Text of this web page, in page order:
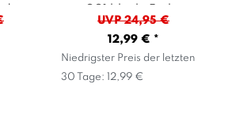
geo
-001 black
, Farbe:
Schwarz
UVP 24,95 €
12,99 € *
Niedrigster Preis der letzten
30 Tage:
12,99 €